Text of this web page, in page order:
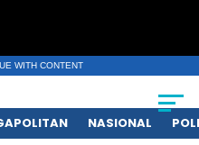
WITH CONTENT
NASIONAL